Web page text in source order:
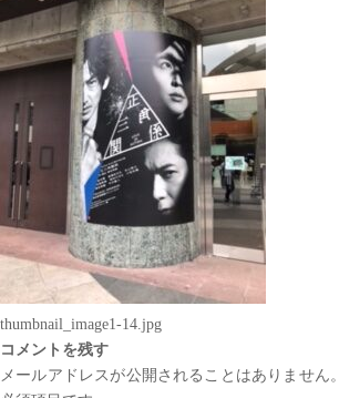
thumbnail_image1-14.jpg
コメントを残す
メールアドレスが公開されることはありません。